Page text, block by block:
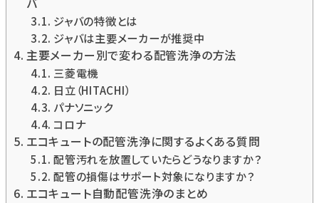
ジャバの特徴とは
ジャバは主要メーカーが推奨中
主要メーカー別で変わる配管洗浄の方法
三菱電機
日立（HITACHI）
パナソニック
コロナ
エコキュートの配管洗浄に関するよくある質問
配管汚れを放置していたらどうなりますか？
配管の損傷はサポート対象になりますか？
エコキュート自動配管洗浄のまとめ